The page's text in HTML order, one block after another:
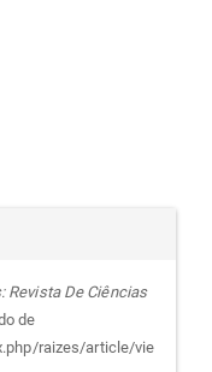
Revista De Ciências
de
raizes/article/vie